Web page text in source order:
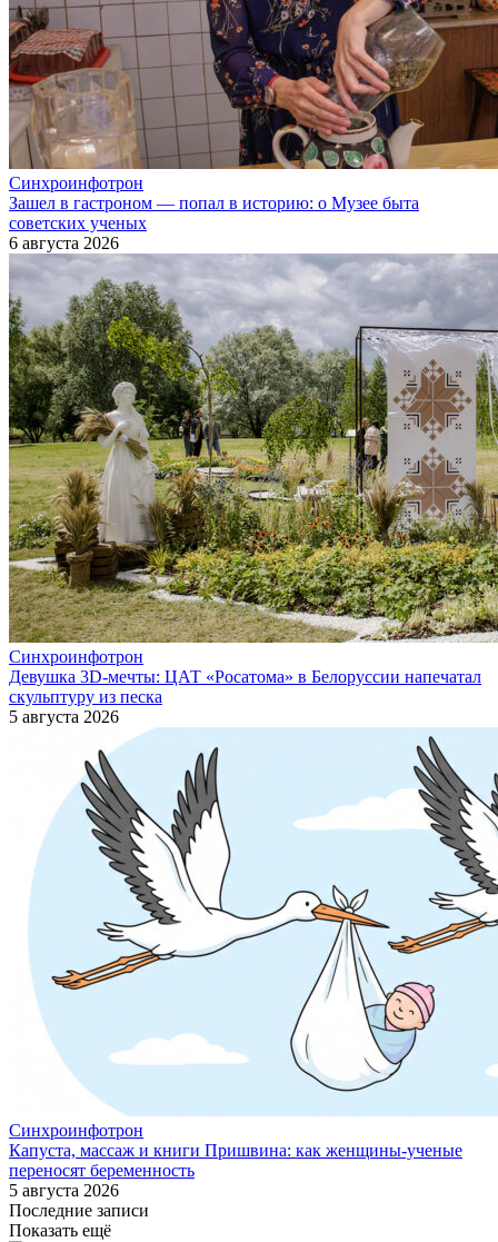
Синхроинфотрон
Зашел в гастроном — попал в историю: о Музее быта
советских ученых
6 августа 2026
Синхроинфотрон
Девушка 3D-мечты: ЦАТ «Росатома» в Белоруссии напечатал
скульптуру из песка
5 августа 2026
Синхроинфотрон
Капуста, массаж и книги Пришвина: как женщины-ученые
переносят беременность
5 августа 2026
Последние записи
Показать ещё